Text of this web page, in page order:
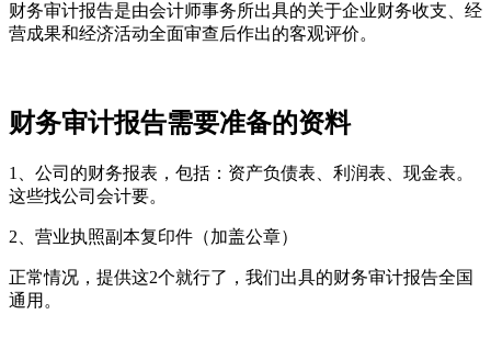
财务审计报告是由会计师事务所出具的关于企业财务收支、经
营成果和经济活动全面审查后作出的客观评价。
财务审计报告需要准备的资料
1、公司的财务报表，包括：资产负债表、利润表、现金表。
这些找公司会计要。
2、营业执照副本复印件（加盖公章）
正常情况，提供这2个就行了，我们出具的财务审计报告全国
通用。